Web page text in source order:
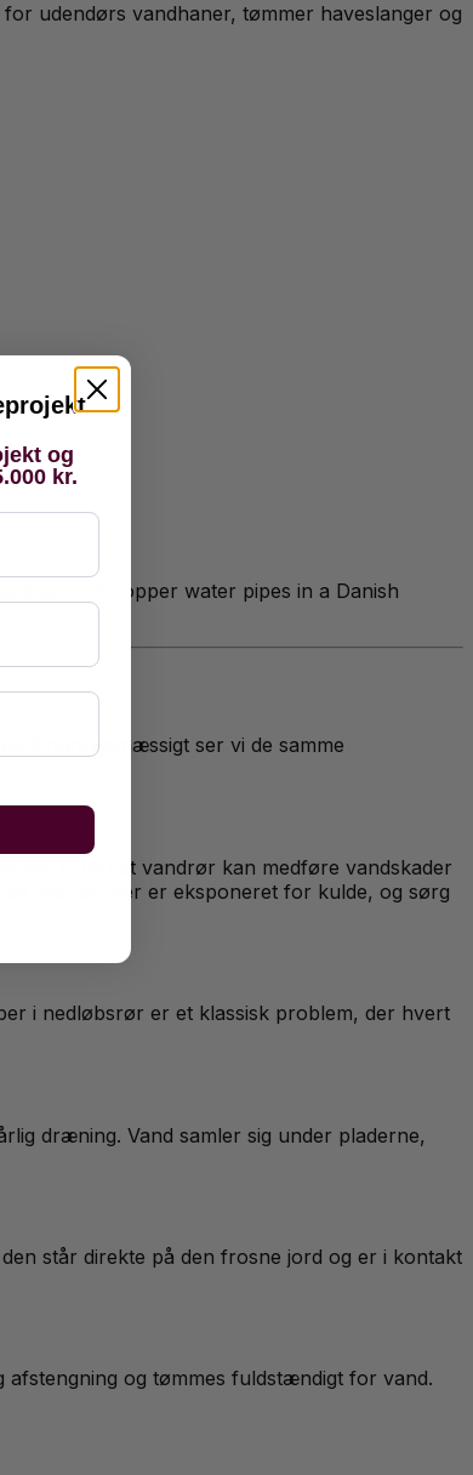
udendørs vandhaner, tømmer haveslanger og
around copper water pipes in a Danish
Erfaringsmæssigt ser vi de samme
lille brud i et vandrør kan medføre vandskader
alle rør, der er eksponeret for kulde, og sørg
i nedløbsrør er et klassisk problem, der hvert
dræning. Vand samler sig under pladerne,
står direkte på den frosne jord og er i kontakt
og tømmes fuldstændigt for vand.
og
kr.